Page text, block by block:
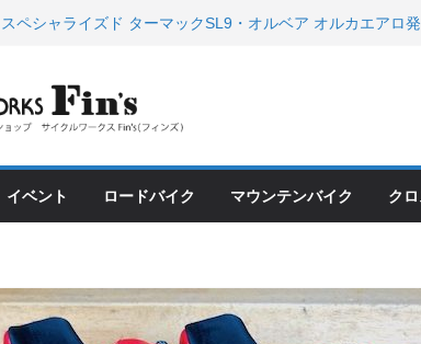
スペシャライズド ターマックSL9・オルベア オルカエアロ発
峰ヘルメットが３０〜４０％OFF セール
店頭のセールバイク在庫 ロードバイク、MTB、クロスバイ
など（２０２６・７・１７ 現在）
入荷してきました人気商品ピックアップ！
店頭のセールバイク在庫 ロードバイク、MTB、クロスバイ
など（２０２６・７・１０ 現在）
イベント ロードバイク マウンテンバイク ク